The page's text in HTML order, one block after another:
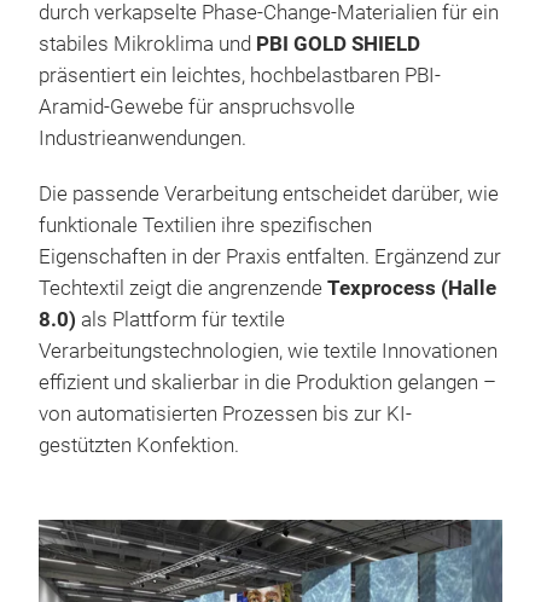
durch verkapselte Phase-Change-Materialien für ein
stabiles Mikroklima und PBI GOLD SHIELD
präsentiert ein leichtes, hochbelastbaren PBI-
Aramid-Gewebe für anspruchsvolle
Industrieanwendungen.
Die passende Verarbeitung entscheidet darüber, wie
funktionale Textilien ihre spezifischen
Eigenschaften in der Praxis entfalten. Ergänzend zur
Techtextil zeigt die angrenzende Texprocess (Halle
8.0) als Plattform für textile
Verarbeitungstechnologien, wie textile Innovationen
effizient und skalierbar in die Produktion gelangen –
von automatisierten Prozessen bis zur KI-
gestützten Konfektion.